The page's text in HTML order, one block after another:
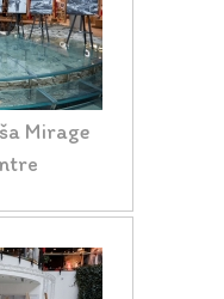
Mirage